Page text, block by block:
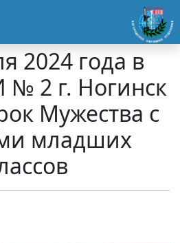
2024 года в
2 г. Ногинск
Мужества с
младших